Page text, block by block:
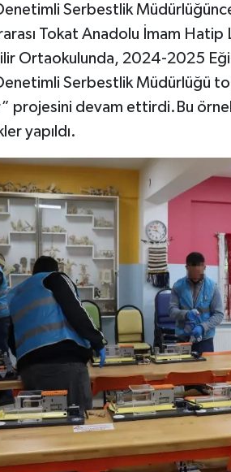
Serbestlik
Tokat Anadolu İmam
Ortaokulunda, 2024-2025
Serbestlik Müdürlüğü
projesini devam ettirdi.Bu
yapıldı.